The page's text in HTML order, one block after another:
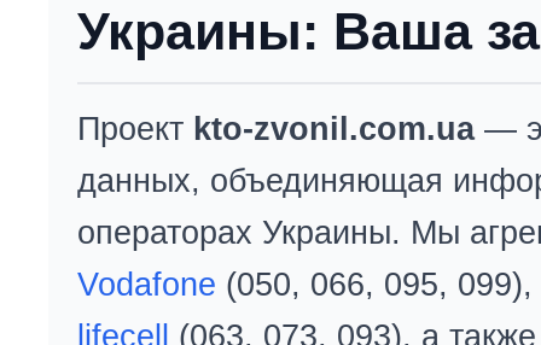
Украины: Ваша
Проект kto-zvonil.com.ua—
данных, объединяющая
операторах Украины. Мы
Vodafone (050, 066, 095, 099),
lifecell
(063, 073, 093), а